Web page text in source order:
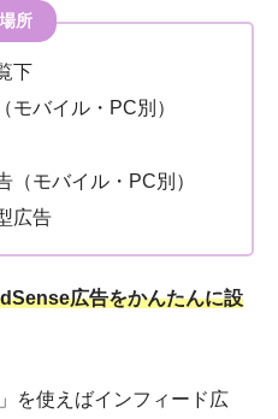
所
下
モバイル・PC別）
（モバイル・PC別）
広告
広告をかんたんに設
を使えばインフィード広